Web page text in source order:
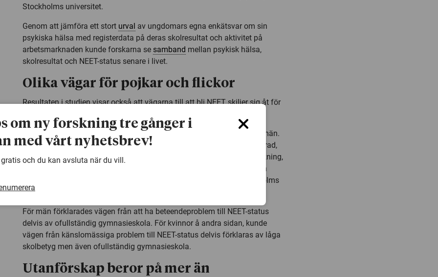
Stockholms universitet.
Genom att jämföra ett stort urval av ungdomars egna enkätsvar om sin
psykiska hälsa med registerdata på deras skolresultat och aktivitet på
arbetsmarknaden kunde forskarna se samband mellan psykisk hälsa,
skolresultat och NEET-status senare i livet.
Olika vägar för pojkar och flickor
Resultaten i studien visar också att vägarna till att bli NEET skiljer sig åt för
– Olika typer av psykiska problem innebär olika risker för kvinnor och män.
Medan känslomässiga problem, som att känna sig orolig eller deprimerad,
spelar större roll för flickor, är beteendeproblem, som snatteri eller skolkning,
förknippade med en högre risk att bli NEET för pojkar, säger Sara Brolin
Låftman, forskare vid Institutionen för Folkhälsovetenskap vid Stockholms
universitet.
För män förklarades vägen från att ha beteendeproblem till NEET-status
delvis av ofullständig gymnasieskola. För kvinnor å andra sidan, kunde
vägen från känslomässiga problem till NEET-status delvis förklaras av låga
skolbetyg men även ofullständig gymnasieskola.
Utanförskap beror på mer än
om ny forskning tre gånger i
med vårt nyhetsbrev!
gratis och du kan avsluta när du vill.